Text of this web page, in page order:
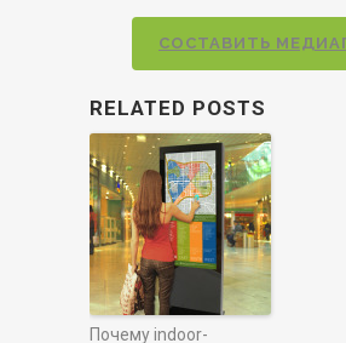
СОСТАВИТЬ
RELATED POSTS
Почему indoor-